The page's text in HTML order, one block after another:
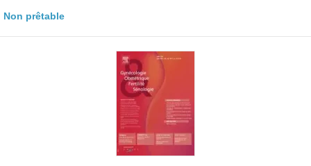
Non prêtable